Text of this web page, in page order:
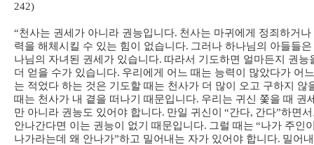
242)
“천사는 권세가 아니라 권능입니다. 천사는 마귀에게 정죄하거나
력을 해체시킬 수 있는 힘이 없습니다. 그러나 하나님의 아들들은
나님의 자녀된 권세가 있습니다. 따라서 기도하면 얼마든지 권능
더 얻을 수가 있습니다. 우리에게 어느 때는 능력이 많았다가 어
는 적었다 하는 것은 기도할 때는 천사가 더 많이 오고 구하지 않
때는 천사가 내 곁을 떠나기 때문입니다. 우리는 귀신 쫓을 때 권
만 아니라 권능도 있어야 합니다. 만일 귀신이 “간다, 간다”하면
안나간다면 이는 권능이 없기 때문입니다. 그럴 때는 “나가 주인
나가라는데 왜 안나가”하고 밀어내는 자가 있어야 합니다. 밀어